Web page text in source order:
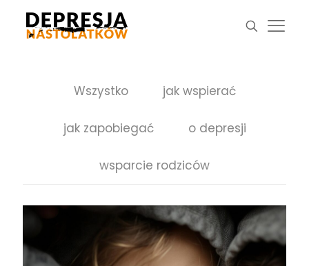
Wszystko jak wspierać
jak zapobiegać o depresji
wsparcie rodziców